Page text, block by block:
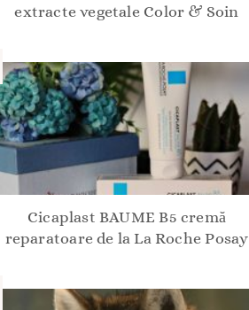
extracte vegetale Color & Soin
Cicaplast BAUME B5 cremă
reparatoare de la La Roche Posay